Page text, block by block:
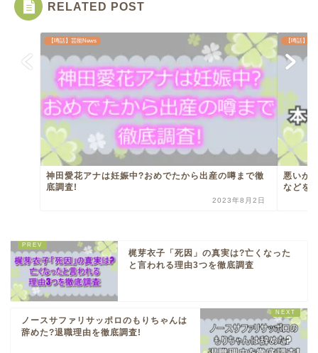
RELATED POST
【噂話】芸能News
神田愛花アナは妊娠中?おめでたから出産の噂まで徹
底調査!
2023年8月2日
【噂話】芸
悪いが
などを
梶芽衣子「死因」の真実は?亡くなった
と言われる理由3つを徹底調査
ノースサファリサッポロのもりちゃんは
辞めた?退職理由を徹底調査!